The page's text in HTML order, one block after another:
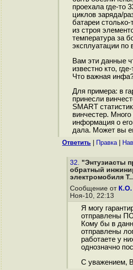
проехала где-то
циклов заряда/
батареи
из строя
температура за
эксплуатации по
Вам эти данные
известно кто,
Что важная
Для примера: в
принесли
SMART
винчестер.
информация о
дала. Может вы
Ответить Правка|
32. "Энтузиасты
обратный
электромобиля
Сообщение от К.О.
Ноя-10, 22:13
Я могу
отправлены
Кому бы в
отправлены
работаете у
однозначно
С уважением,